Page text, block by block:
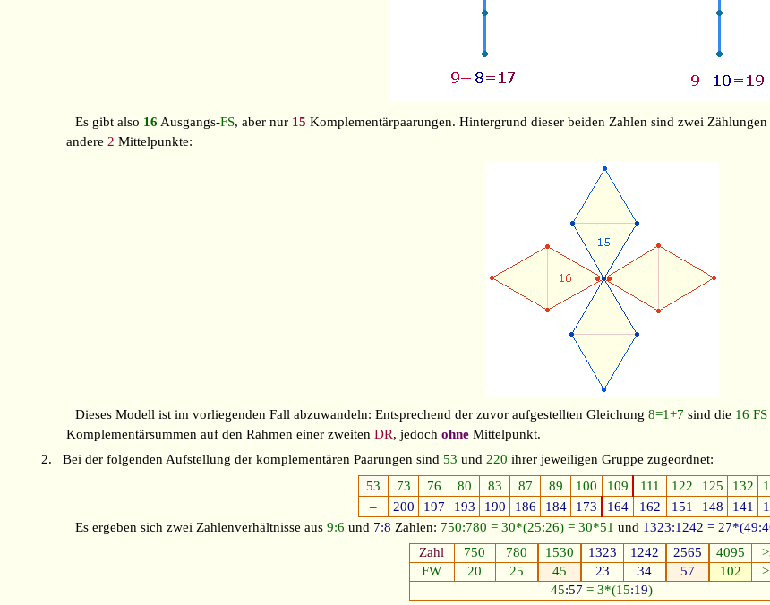
Es gibt also 16 Ausgangs-FS, aber nur 15 Komplementärpaarungen. Hintergrund dieser beiden Zahlen sind zwei Zählungen
andere 2 Mittelpunkte:
Dieses Modell ist im vorliegenden Fall abzuwandeln: Entsprechend der zuvor aufgestellten Gleichung 8=1+7 sind die 16 FS
Komplementärsummen auf denRahmen einer zweitenDR, jedochohne Mittelpunkt.
2.
Bei der folgenden Aufstellung der komplementären Paarungen sind 53 und 220 ihrer jeweiligen Gruppe zugeordnet:
53
73 76 80 83 87 89 100 109 111 122 125 132
–
200 197 193 190 186 184 173 164 162 151 148 141
Es ergeben sich zwei Zahlenverhältnisse aus 9:6 und 7:8 Zahlen: 750:780 = 30*(25:26) = 30*51 und 1323:1242 =
Zahl
750 780 1530 1323 1242 2565 4095
FW
20 25 45 23 34 57 102
45:57 = 3*(15:19)